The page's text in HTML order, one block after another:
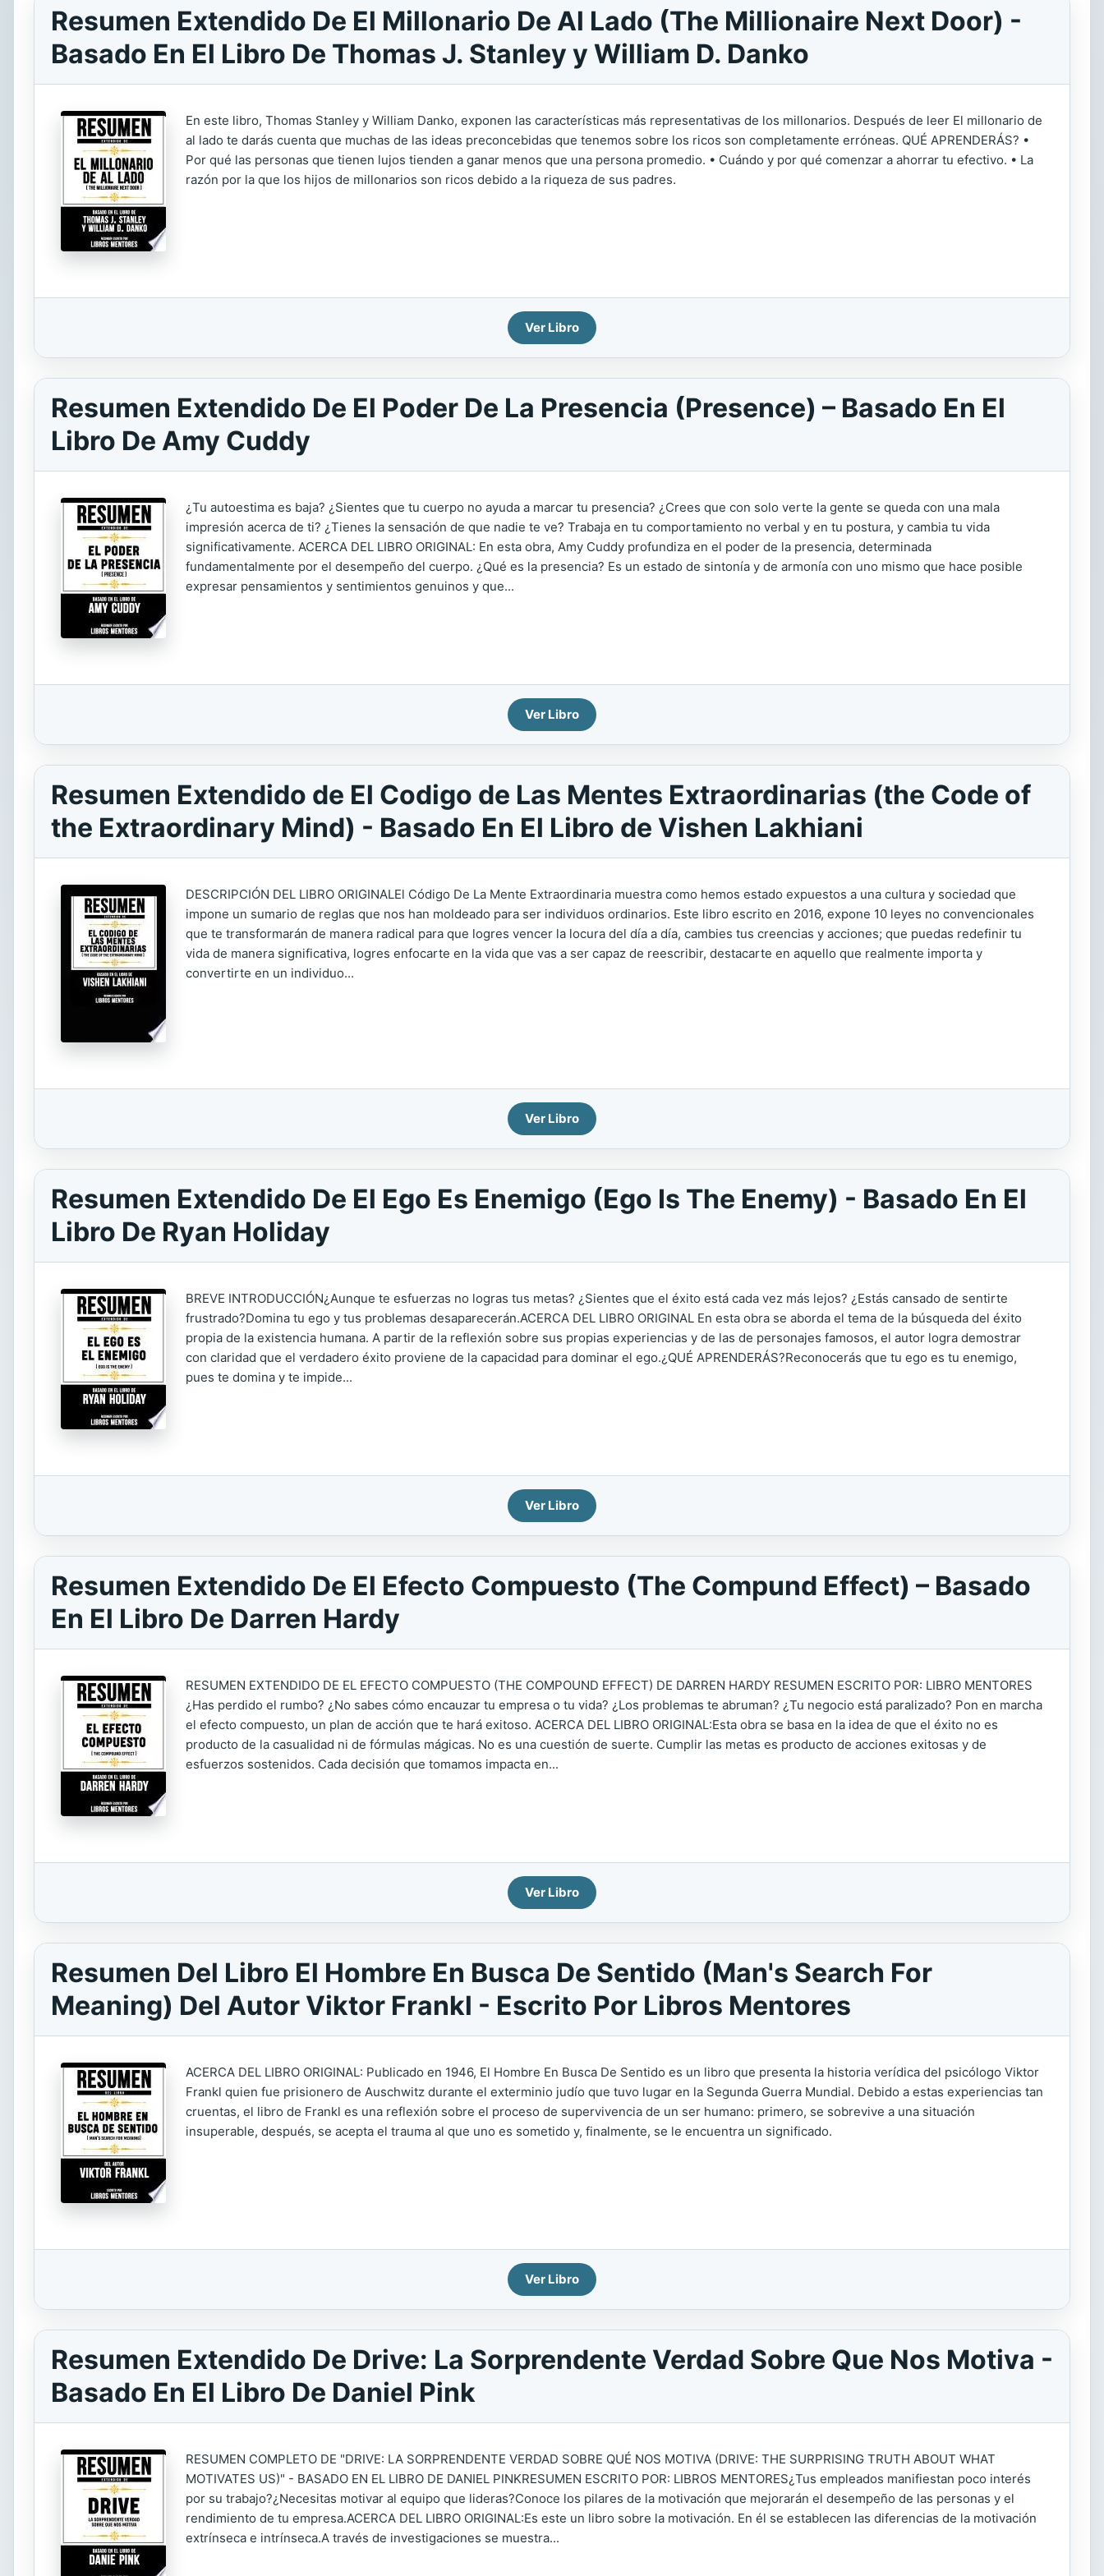
Resumen Extendido De El Millonario De Al Lado (The Millionaire Next Door) -
Basado En El Libro De Thomas J. Stanley y William D. Danko
En este libro, Thomas Stanley y William Danko, exponen las características más representativas de los millonarios. Después de leer El millonario de
al lado te darás cuenta que muchas de las ideas preconcebidas que tenemos sobre los ricos son completamente erróneas. QUÉ APRENDERÁS? •
Por qué las personas que tienen lujos tienden a ganar menos que una persona promedio. • Cuándo y por qué comenzar a ahorrar tu efectivo. • La
razón por la que los hijos de millonarios son ricos debido a la riqueza de sus padres.
Ver Libro
Resumen Extendido De El Poder De La Presencia (Presence) – Basado En El
Libro De Amy Cuddy
¿Tu autoestima es baja? ¿Sientes que tu cuerpo no ayuda a marcar tu presencia? ¿Crees que con solo verte la gente se queda con una mala
impresión acerca de ti? ¿Tienes la sensación de que nadie te ve? Trabaja en tu comportamiento no verbal y en tu postura, y cambia tu vida
significativamente. ACERCA DEL LIBRO ORIGINAL: En esta obra, Amy Cuddy profundiza en el poder de la presencia, determinada
fundamentalmente por el desempeño del cuerpo. ¿Qué es la presencia? Es un estado de sintonía y de armonía con uno mismo que hace posible
expresar pensamientos y sentimientos genuinos y que...
Ver Libro
Resumen Extendido de El Codigo de Las Mentes Extraordinarias (the Code of
the Extraordinary Mind) - Basado En El Libro de Vishen Lakhiani
DESCRIPCIÓN DEL LIBRO ORIGINALEl Código De La Mente Extraordinaria muestra como hemos estado expuestos a una cultura y sociedad que
impone un sumario de reglas que nos han moldeado para ser individuos ordinarios. Este libro escrito en 2016, expone 10 leyes no convencionales
que te transformarán de manera radical para que logres vencer la locura del día a día, cambies tus creencias y acciones; que puedas redefinir tu
vida de manera significativa, logres enfocarte en la vida que vas a ser capaz de reescribir, destacarte en aquello que realmente importa y
convertirte en un individuo...
Ver Libro
Resumen Extendido De El Ego Es Enemigo (Ego Is The Enemy) - Basado En El
Libro De Ryan Holiday
BREVE INTRODUCCIÓN¿Aunque te esfuerzas no logras tus metas? ¿Sientes que el éxito está cada vez más lejos? ¿Estás cansado de sentirte
frustrado?Domina tu ego y tus problemas desaparecerán.ACERCA DEL LIBRO ORIGINAL En esta obra se aborda el tema de la búsqueda del éxito
propia de la existencia humana. A partir de la reflexión sobre sus propias experiencias y de las de personajes famosos, el autor logra demostrar
con claridad que el verdadero éxito proviene de la capacidad para dominar el ego.¿QUÉ APRENDERÁS?Reconocerás que tu ego es tu enemigo,
pues te domina y te impide...
Ver Libro
Resumen Extendido De El Efecto Compuesto (The Compund Effect) – Basado
En El Libro De Darren Hardy
RESUMEN EXTENDIDO DE EL EFECTO COMPUESTO (THE COMPOUND EFFECT) DE DARREN HARDY RESUMEN ESCRITO POR: LIBRO MENTORES
¿Has perdido el rumbo? ¿No sabes cómo encauzar tu empresa o tu vida? ¿Los problemas te abruman? ¿Tu negocio está paralizado? Pon en marcha
el efecto compuesto, un plan de acción que te hará exitoso. ACERCA DEL LIBRO ORIGINAL:Esta obra se basa en la idea de que el éxito no es
producto de la casualidad ni de fórmulas mágicas. No es una cuestión de suerte. Cumplir las metas es producto de acciones exitosas y de
esfuerzos sostenidos. Cada decisión que tomamos impacta en...
Ver Libro
Resumen Del Libro El Hombre En Busca De Sentido (Man's Search For
Meaning) Del Autor Viktor Frankl - Escrito Por Libros Mentores
ACERCA DEL LIBRO ORIGINAL: Publicado en 1946, El Hombre En Busca De Sentido es un libro que presenta la historia verídica del psicólogo Viktor
Frankl quien fue prisionero de Auschwitz durante el exterminio judío que tuvo lugar en la Segunda Guerra Mundial. Debido a estas experiencias tan
cruentas, el libro de Frankl es una reflexión sobre el proceso de supervivencia de un ser humano: primero, se sobrevive a una situación
insuperable, después, se acepta el trauma al que uno es sometido y, finalmente, se le encuentra un significado.
Ver Libro
Resumen Extendido De Drive: La Sorprendente Verdad Sobre Que Nos Motiva -
Basado En El Libro De Daniel Pink
RESUMEN COMPLETO DE "DRIVE: LA SORPRENDENTE VERDAD SOBRE QUÉ NOS MOTIVA (DRIVE: THE SURPRISING TRUTH ABOUT WHAT
MOTIVATES US)" - BASADO EN EL LIBRO DE DANIEL PINKRESUMEN ESCRITO POR: LIBROS MENTORES¿Tus empleados manifiestan poco interés
por su trabajo?¿Necesitas motivar al equipo que lideras?Conoce los pilares de la motivación que mejorarán el desempeño de las personas y el
rendimiento de tu empresa.ACERCA DEL LIBRO ORIGINAL:Es este un libro sobre la motivación. En él se establecen las diferencias de la motivación
extrínseca e intrínseca.A través de investigaciones se muestra...